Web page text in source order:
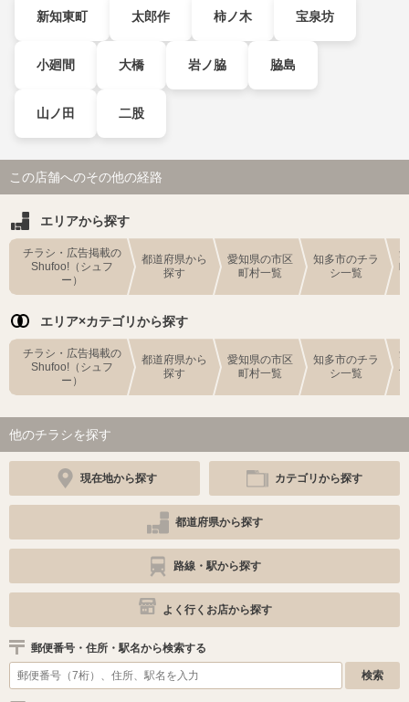
新知東町 太郎作 柿ノ木 宝泉坊
小廻間 大橋 岩ノ脇 脇島
山ノ田 二股
この店舗へのその他の経路
エリアから探す
チラシ・広告掲載の
Shufoo!（シュフ
ー）
都道府県から
探す
愛知県の市区
町村一覧
知多市のチラ
シ一覧
エリア×カテゴリから探す
チラシ・広告掲載の
Shufoo!（シュフ
ー）
都道府県から
探す
愛知県の市区
町村一覧
知多市のチラ
シ一覧
他のチラシを探す
現在地から探す カテゴリから探す
都道府県から探す
路線・駅から探す
よく行くお店から探す
郵便番号・住所・駅名から検索する